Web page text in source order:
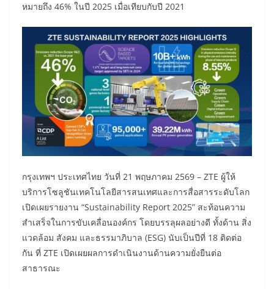
หมายถึง 46% ในปี 2025 เมื่อเทียบกับปี 2021
กรุงเทพฯ ประเทศไทย วันที่ 21 พฤษภาคม 2569 – ZTE ผู้ให้
บริการโซลูชันเทคโนโลยีสารสนเทศและการสื่อสารระดับโลก
เปิดเผยรายงาน “Sustainability Report 2025” สะท้อนความ
สำเสร็จในการขับเคลื่อนองค์กร โดยบรรลุผลอย่างดี ทั้งด้าน สิ่ง
แวดล้อม สังคม และธรรมาภิบาล (ESG) นับเป็นปีที่ 18 ติดต่อ
กัน ที่ ZTE เปิดเผยผลการดำเนินงานด้านความยั่งยืนต่อ
สาธารณะ